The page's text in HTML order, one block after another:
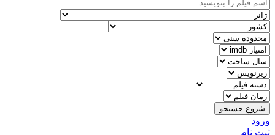
شروع جستجو
ورود
ثبت نام